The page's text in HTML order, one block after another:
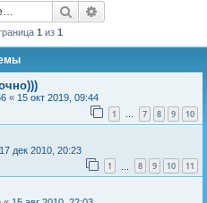
Поиск
1 из 1
« 15 окт 2019, 09:44
1 … 7 8 9 10
17 дек 2010, 20:23
1 8 9 10 11